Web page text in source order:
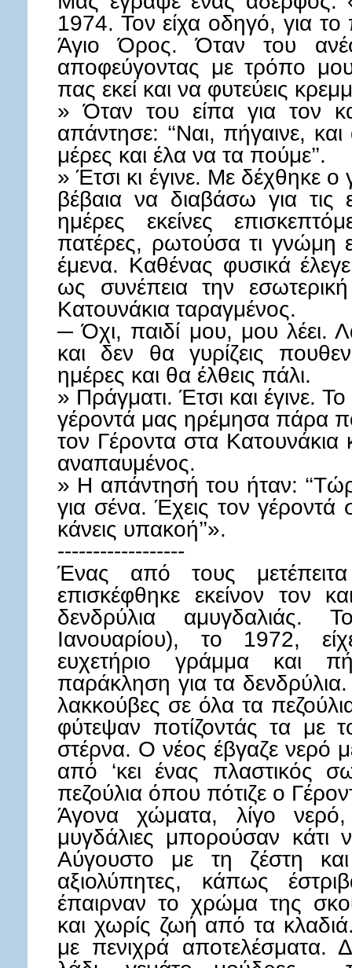
1974. Τον είχα οδηγό, για
Άγιο Όρος. Όταν του
αποφεύγοντας με τρόπο
πας εκεί και να φυτεύεις
» Όταν του είπα για τον
απάντησε: ‘‘Ναι, πήγαινε,
μέρες και έλα να τα πούμε’’.
» Έτσι κι έγινε. Με δέχθηκε
βέβαια να διαβάσω για τις
ημέρες εκείνες
πατέρες, ρωτούσα τι γνώμη
έμενα. Καθένας φυσικά
ως συνέπεια την
Κατουνάκια ταραγμένος.
─ Όχι, παιδί μου, μου λέει.
και δεν θα γυρίζεις
ημέρες και θα έλθεις πάλι.
» Πράγματι. Έτσι και έγινε.
γέροντά μας ηρέμησα πάρα
τον Γέροντα στα Κατουνάκια
αναπαυμένος.
» Η απάντησή του ήταν:
για σένα. Έχεις τον γέροντά
κάνεις υπακοή’’».
------------------
Ένας από τους
επισκέφθηκε εκείνον τον
δενδρύλια
Ιανουαρίου), το 1972,
ευχετήριο γράμμα και
παράκληση για τα δενδρύλια.
λακκούβες σε όλα τα
φύτεψαν ποτίζοντάς τα με
στέρνα. Ο νέος έβγαζε νερό
από ‘κει ένας πλαστικός
πεζούλια όπου πότιζε ο
Άγονα χώματα, λίγο
μυγδάλιες μπορούσαν κάτι
Αύγουστο με τη ζέστη
αξιολύπητες, κάπως
έπαιρναν το χρώμα της
και χωρίς ζωή από τα
με πενιχρά αποτελέσματα.